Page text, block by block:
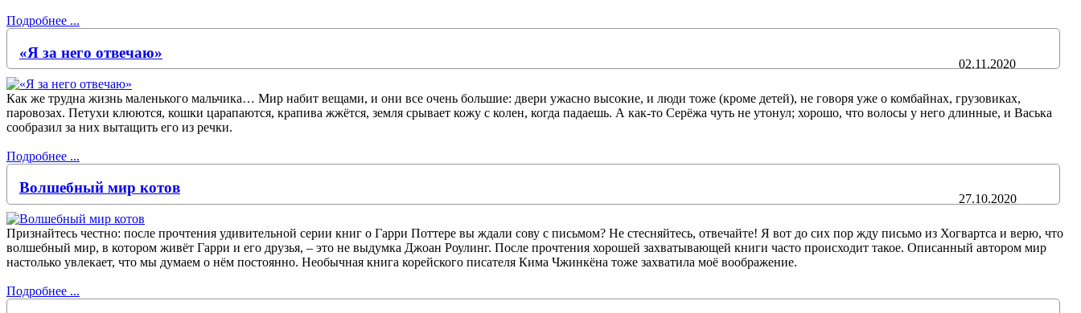
Подробнее ...
«Я за него отвечаю»
02.11.2020
Как же трудна жизнь маленького мальчика… Мир набит вещами, и они все очень большие: двери ужасно высокие, и люди тоже (кроме детей), не говоря уже о комбайнах, грузовиках,
паровозах. Петухи клюются, кошки царапаются, крапива жжётся, земля срывает кожу с колен, когда падаешь. А как-то Серёжа чуть не утонул; хорошо, что волосы у него длинные, и Васька
сообразил за них вытащить его из речки.
Подробнее ...
Волшебный мир котов
27.10.2020
Признайтесь честно: после прочтения удивительной серии книг о Гарри Поттере вы ждали сову с письмом? Не стесняйтесь, отвечайте! Я вот до сих пор жду письмо из Хогвартса и верю, что
волшебный мир, в котором живёт Гарри и его друзья, – это не выдумка Джоан Роулинг. После прочтения хорошей захватывающей книги часто происходит такое. Описанный автором мир
настолько увлекает, что мы думаем о нём постоянно. Необычная книга корейского писателя Кима Чжинкёна тоже захватила моё воображение.
Подробнее ...